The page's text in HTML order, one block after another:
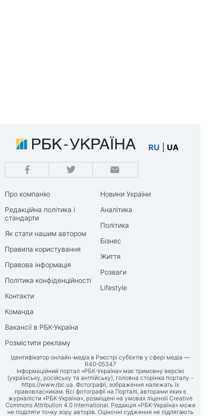
RU UA
Про компанію
Редакційна політика і
стандарти
Як стати нашим автором
Правила користування
Правова інформація
Політика конфіденційності
Контакти
Команда
Вакансії в РБК-Україна
Розмістити рекламу
Новини України
Аналітика
Політика
Бізнес
Життя
Розваги
Lifestyle
Ідентифікатор онлайн-медіа в Реєстрі суб’єктів у сфері медіа —
R40-05347
Інформаційний портал «РБК-Україна» має тримовну версію
(українську, російську та англійську), головна сторінка порталу -
https://www.rbc.ua. Фотографії, зображення належать їх
правовласникам. Всі фотографії на Порталі, авторами яких є
журналісти «РБК-Україна», розміщені на умовах ліцензії Creative
Commons Attribution 4.0 International. Редакція «РБК-Україна» може
не поділяти точку зору авторів. Оціночні судження не підлягають